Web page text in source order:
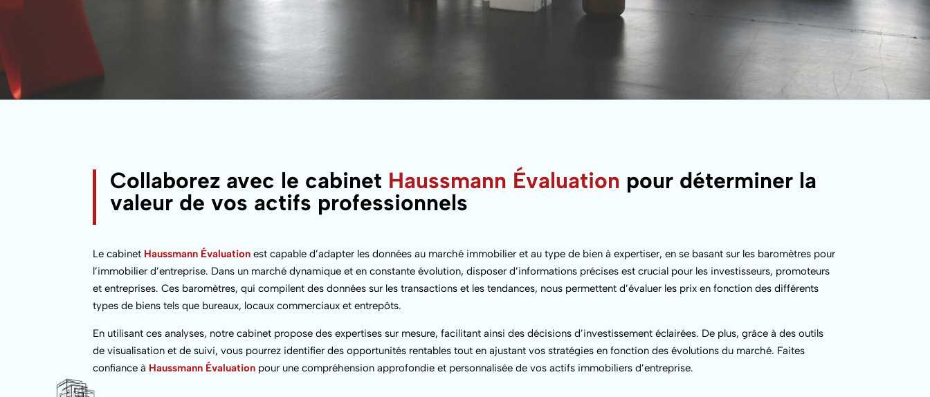
Collaborez avec le cabinet Haussmann Évaluation pour déterminer la
valeur de vos actifs professionnels
Le cabinet Haussmann Évaluation est capable d’adapter les données au marché immobilier et au type de bien à expertiser, en se basant sur les baromètres pour
l’immobilier d’entreprise. Dans un marché dynamique et en constante évolution, disposer d’informations précises est crucial pour les investisseurs, promoteurs
et entreprises. Ces baromètres, qui compilent des données sur les transactions et les tendances, nous permettent d’évaluer les prix en fonction des différents
types de biens tels que bureaux, locaux commerciaux et entrepôts.
En utilisant ces analyses, notre cabinet propose des expertises sur mesure, facilitant ainsi des décisions d’investissement éclairées. De plus, grâce à des outils
de visualisation et de suivi, vous pourrez identifier des opportunités rentables tout en ajustant vos stratégies en fonction des évolutions du marché. Faites
confiance à Haussmann Évaluation pour une compréhension approfondie et personnalisée de vos actifs immobiliers d’entreprise.